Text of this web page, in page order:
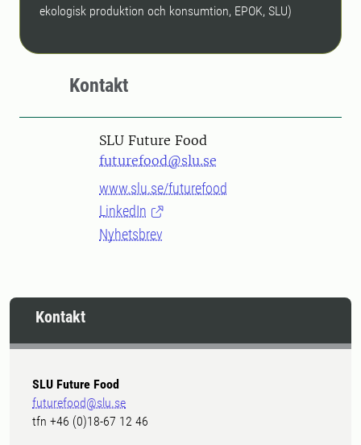
ekologisk produktion och konsumtion, EPOK, SLU)
Kontakt
SLU Future Food
futurefood@slu.se
www.slu.se/futurefood
LinkedIn
Nyhetsbrev
Kontakt
SLU Future Food
futurefood@slu.se
tfn +46 (0)18-67 12 46